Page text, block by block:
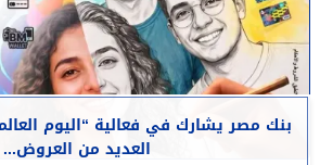
بنك مصر يشارك في فعالية “اليوم
العديد من العروض...